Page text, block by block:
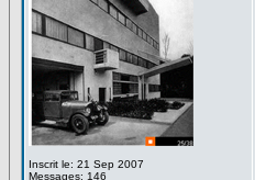
Inscrit le: 21 Sep 2007
Messages: 146